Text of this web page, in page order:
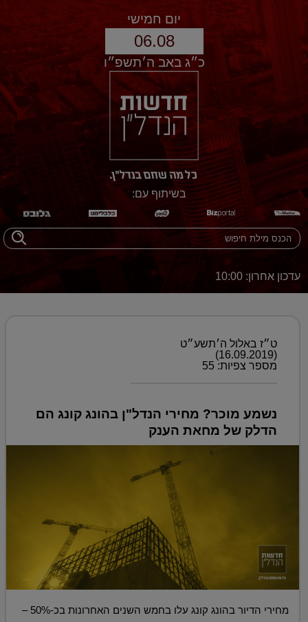
יום חמישי
06.08
כ״ג באב ה׳תשפ״ו
בשיתוף עם:
עדכון אחרון: 10:00
ט״ז באלול ה׳תשע״ט
(16.09.2019)
מספר צפיות: 55
נשמע מוכר? מחירי הנדל"ן בהונג קונג הם
הדלק של מחאת הענק
מחירי הדיור בהונג קונג עלו בחמש השנים האחרונות בכ-50% –